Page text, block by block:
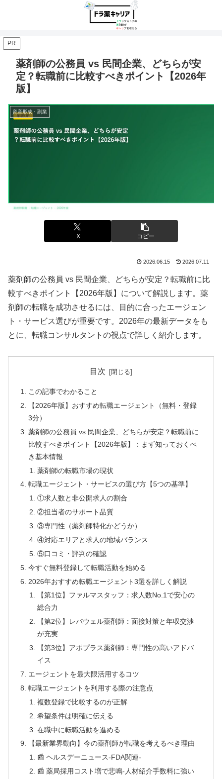
PR
薬剤師の公務員 vs 民間企業、どちらが安
定？転職前に比較すべきポイント【2026年
版】
資産形成・副業
X コピー
2026.06.15 2026.07.11
薬剤師の公務員 vs 民間企業、どちらが安定？転職前に比
較すべきポイント【2026年版】について解説します。薬
剤師の転職を成功させるには、目的に合ったエージェン
ト・サービス選びが重要です。2026年の最新データをも
とに、転職コンサルタントの視点で詳しく紹介します。
目次
この記事でわかること
【2026年版】おすすめ転職エージェント（無料・登録
3分）
薬剤師の公務員 vs 民間企業、どちらが安定？転職前に
比較すべきポイント【2026年版】：まず知っておくべ
き基本情報
薬剤師の転職市場の現状
転職エージェント・サービスの選び方【5つの基準】
①求人数と非公開求人の割合
②担当者のサポート品質
③専門性（薬剤師特化かどうか）
④対応エリアと求人の地域バランス
⑤口コミ・評判の確認
今すぐ無料登録して転職活動を始める
2026年おすすめ転職エージェント3選を詳しく解説
【第1位】ファルマスタッフ：求人数No.1で安心の
総合力
【第2位】レバウェル薬剤師：面接対策と年収交渉
が充実
【第3位】アポプラス薬剤師：専門性の高いアドバ
イス
エージェントを最大限活用するコツ
転職エージェントを利用する際の注意点
複数登録で比較するのが正解
希望条件は明確に伝える
在職中に転職活動を進める
【最新業界動向】今の薬剤師が転職を考えるべき理由
📰 ヘルスデーニュース‐FDA関連‐
📰 薬局採用コスト増で悲鳴‐人材紹介手数料に強い